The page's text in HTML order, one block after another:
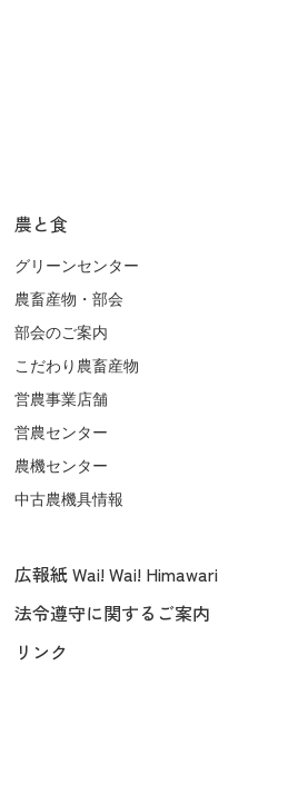
農と食
グリーンセンター
農畜産物・部会
部会のご案内
こだわり農畜産物
営農事業店舗
営農センター
農機センター
中古農機具情報
広報紙 Wai! Wai! Himawari
法令遵守に関するご案内
リンク